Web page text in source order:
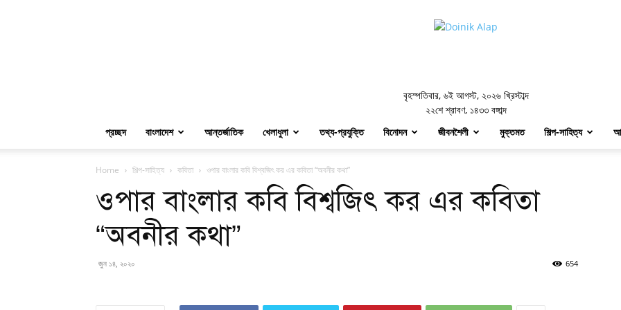
Doinik
বৃহস্পতিবার, ৬ই আগস্ট, ২০২৬ খ্রিস্টাব্দ
২২শে শ্রাবণ, ১৪৩৩ বঙ্গাব্দ
প্রচ্ছদ
বাংলাদেশ আন্তর্জাতিক খেলাধুলা তথ্য-প্রযুক্তি বিনোদন জীবনশৈলী মুক্তমত শিল্প-সাহিত্য
Home শিল্প-সাহিত্য কবিতা ওপার বাংলার কবি বিশ্বজিৎ কর এর কবিতা “অবনীর কথা”
ওপার বাংলার কবি বিশ্বজিৎ কর এর কবিতা
“অবনীর কথা”
জুন ১৪, ২০২০ 654